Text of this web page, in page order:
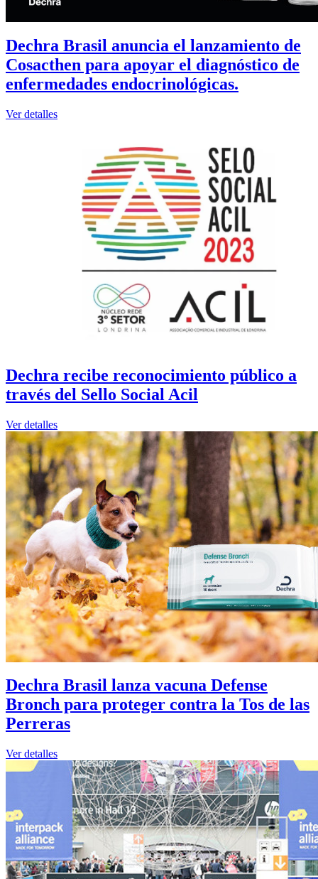
Dechra Brasil anuncia el lanzamiento de
Cosacthen para apoyar el diagnóstico de
enfermedades endocrinológicas.
Ver detalles
Dechra recibe reconocimiento público a
través del Sello Social Acil
Ver detalles
Dechra Brasil lanza vacuna Defense
Bronch para proteger contra la Tos de las
Perreras
Ver detalles